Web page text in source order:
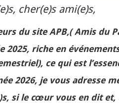
cher(e)s ami(e)s,
du siteAPB,( Amis du
2025, riche en
ce qui est
2026, je vous adresse
si le cœur vous en dit